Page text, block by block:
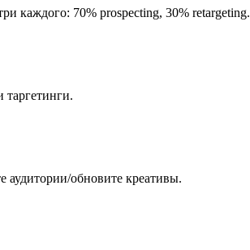
каждого: 70% prospecting, 30% retargeting.
аудитории/обновите креативы.